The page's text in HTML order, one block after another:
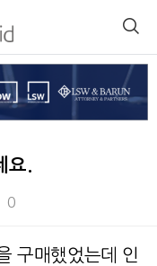
요.
0
구매했었는데 인